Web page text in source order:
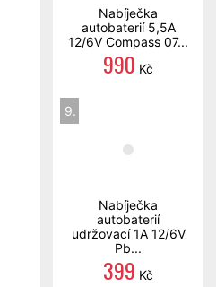
Nabíječka
autobaterií 5,5A
12/6V Compass 07...
990 Kč
9.
Nabíječka
autobaterií
udržovací 1A 12/6V
Pb...
399 Kč